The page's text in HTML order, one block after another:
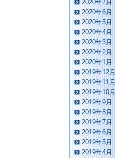
2020年7月
2020年6月
2020年5月
2020年4月
2020年3月
2020年2月
2020年1月
2019年12月
2019年11月
2019年10月
2019年9月
2019年8月
2019年7月
2019年6月
2019年5月
2019年4月